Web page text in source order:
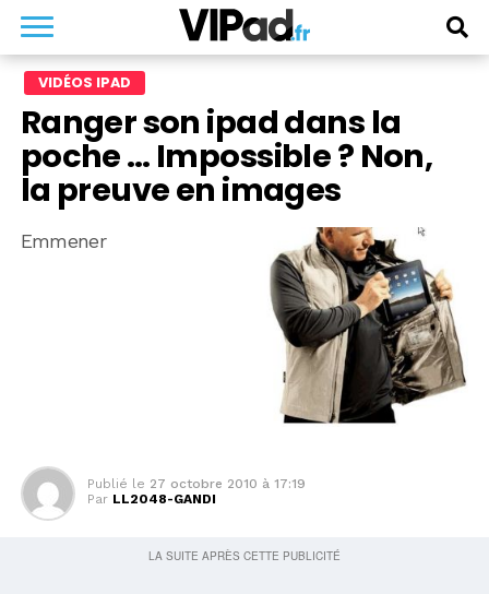
VIDÉOS IPAD
Ranger son ipad dans la
poche … Impossible ? Non,
la preuve en images
Emmener
Publié le 27 octobre 2010 à 17:19
Par LL2048-GANDI